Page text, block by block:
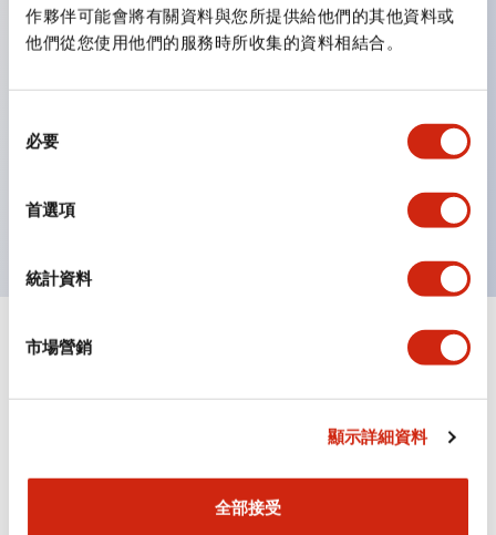
作夥伴可能會將有關資料與您所提供給他們的其他資料或
他們從您使用他們的服務時所收集的資料相結合。
必要
首選項
統計資料
市場營銷
顯示詳細資料
全部接受
壓最高可支援至240V。
不需要端子蓋。（不包括指示燈的直連類型）
去每種顏色分開的LED燈泡，現在可用一顆單色LED燈
UL、CSA、TÜV、CCC認證品。（部分機種除外）
文件和檔案
其他